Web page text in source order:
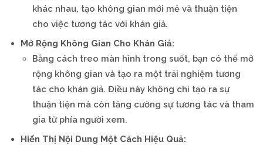
khác nhau, tạo không gian mới mẻ và thuận tiện
cho việc tương tác với khán giả.
Mở Rộng Không Gian Cho Khán Giả:
Bằng cách treo màn hình trong suốt, bạn có thể mở
rộng không gian và tạo ra một trải nghiệm tương
tác cho khán giả. Điều này không chỉ tạo ra sự
thuận tiện mà còn tăng cường sự tương tác và tham
gia từ phía người xem.
Hiển Thị Nội Dung Một Cách Hiệu Quả: